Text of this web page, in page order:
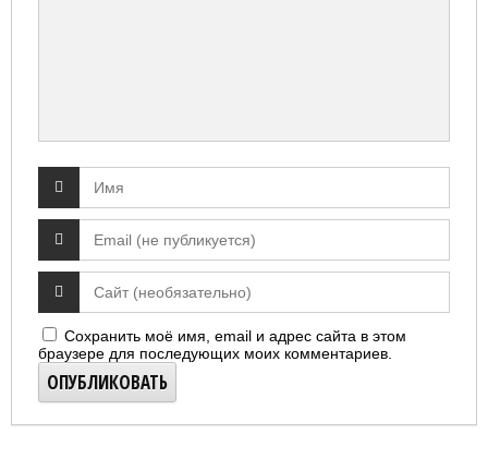
Сохранить моё имя, email и адрес сайта в этом
браузере для последующих моих комментариев.